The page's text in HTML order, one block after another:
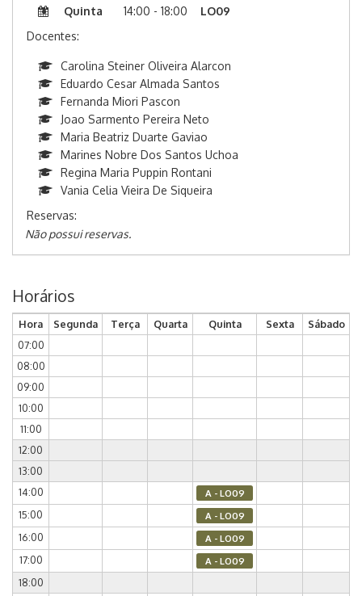
Quinta 14:00 - 18:00
LO09
Docentes:
Carolina Steiner Oliveira Alarcon
Eduardo Cesar Almada Santos
Fernanda Miori Pascon
Joao Sarmento Pereira Neto
Maria Beatriz Duarte Gaviao
Marines Nobre Dos Santos Uchoa
Regina Maria Puppin Rontani
Vania Celia Vieira De Siqueira
Reservas:
Não possui reservas.
Horários
Hora Segunda Terça Quarta Quinta Sexta
Sábado
07:00
08:00
09:00
10:00
11:00
12:00
13:00
14:00
A - LO09
15:00 A - LO09
16:00 A - LO09
17:00 A - LO09
18:00